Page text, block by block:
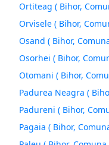
Ortiteag ( Bihor,
Orvisele ( Bihor,
Osand ( Bihor,
Osorhei ( Bihor,
Otomani ( Bihor,
Padurea Neagra (
Padureni ( Bihor,
Pagaia ( Bihor,